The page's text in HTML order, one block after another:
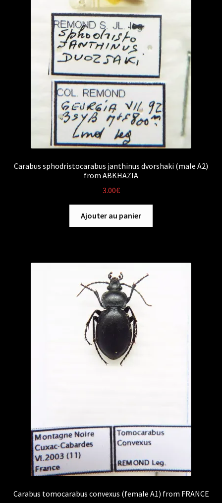
Carabus sphodristocarabus janthinus dvorshaki (male A2)
from ABKHAZIA
3.00€
Ajouter au panier
Carabus tomocarabus convexus (female A1) from FRANCE